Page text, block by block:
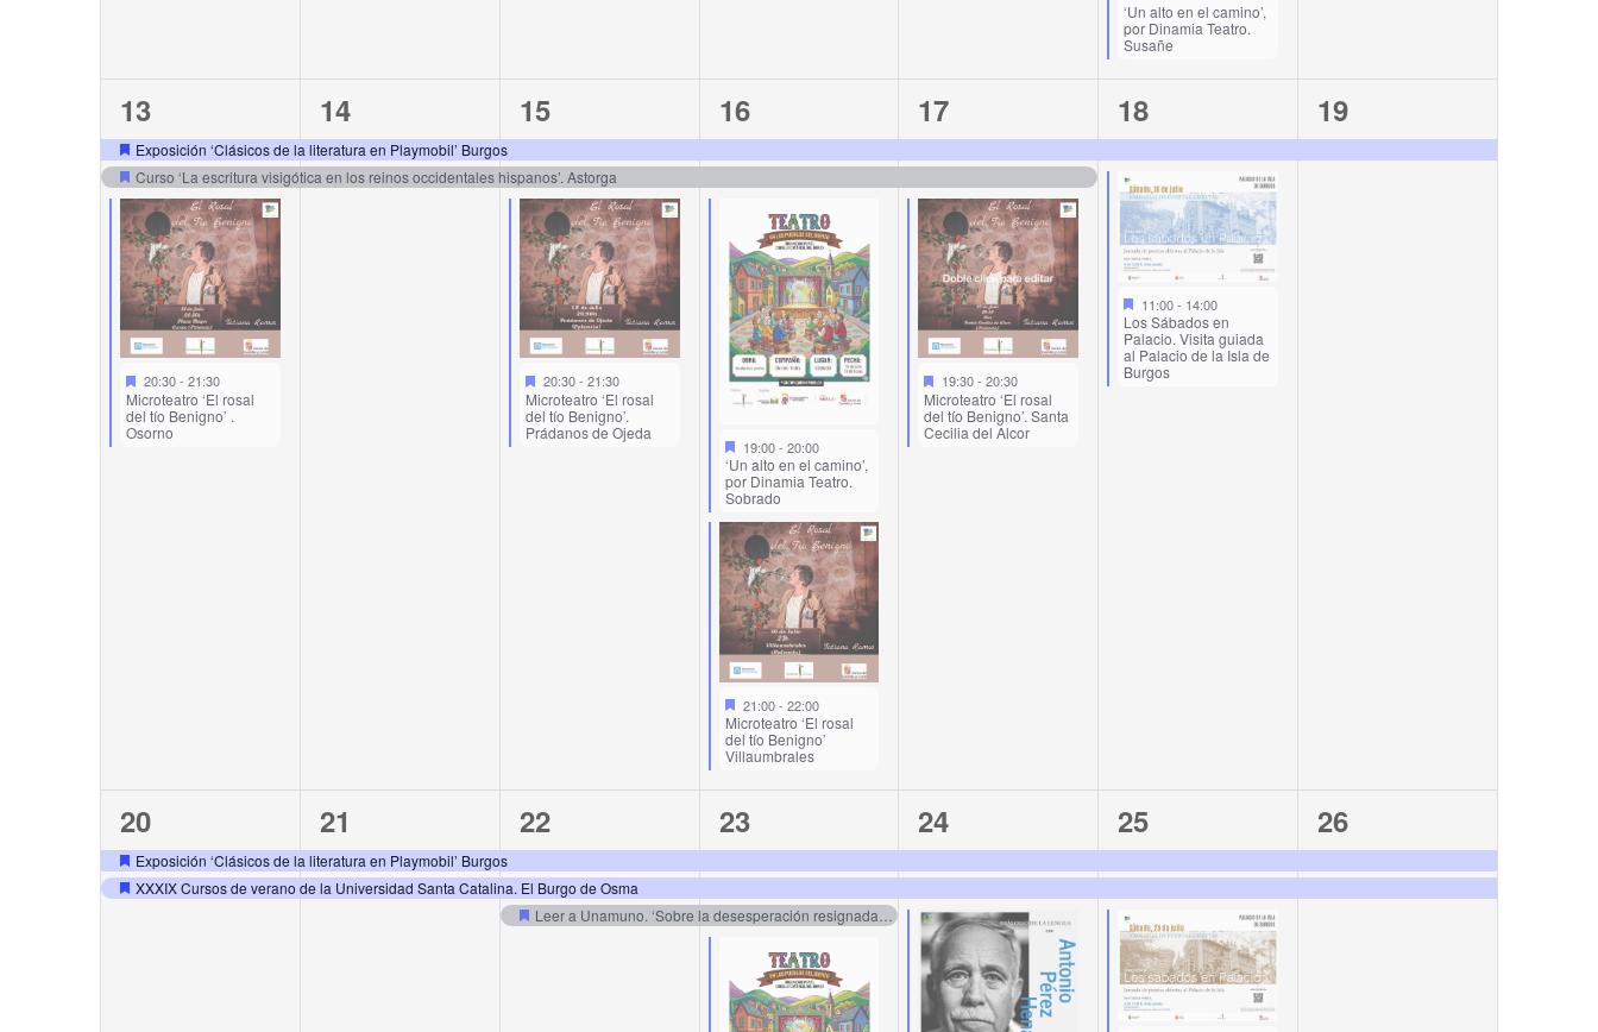
‘Un alto en el camino’,
por Dinamia Teatro.
Susañe
3
events,
13
Exposición ‘Clásicos de la literatura en Playmobil’ Burgos
Curso ‘La escritura visigótica en los reinos occidentales hispanos’. Astorga
20:30- 21:30
Microteatro ‘El rosal
del tío Benigno’ .
Osorno
2
events,
14
3
events,
15
20:30- 21:30
Microteatro ‘El rosal
del tío Benigno’.
Prádanos de Ojeda
4
events,
16
19:00- 20:00
‘Un alto en el camino’,
por Dinamia Teatro.
Sobrado
21:00- 22:00
Microteatro ‘El rosal
del tío Benigno’
Villaumbrales
3
events,
17
19:30-20:30
Microteatro ‘El rosal
del tío Benigno’. Santa
Cecilia del Alcor
2
events,
18
11:00- 14:00
Los Sábados en
Palacio. Visita guiada
al Palacio de la Isla de
Burgos
1
event,
19
2
events,
20
Exposición ‘Clásicos de la literatura en Playmobil’ Burgos
XXXIX Cursos de verano de la Universidad Santa Catalina. El Burgo de Osma
2
events,
21
3
events,
22
Leer a Unamuno. ‘Sobre la desesperación resignada’, por Jon Juaristi. Soria
4
events,
23
3
events,
24
6
events,
25
2
events,
26